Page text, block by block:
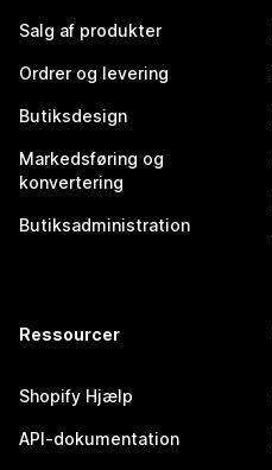
Salg af produkter
Ordrer og levering
Butiksdesign
Markedsføring og
konvertering
Butiksadministration
Ressourcer
Shopify Hjælp
API-dokumentation